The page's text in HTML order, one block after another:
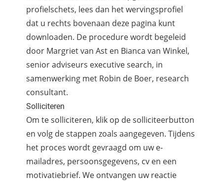
profielschets, lees dan het wervingsprofiel
dat u rechts bovenaan deze pagina kunt
downloaden. De procedure wordt begeleid
door Margriet van Ast en Bianca van Winkel,
senior adviseurs executive search, in
samenwerking met Robin de Boer, research
consultant.
Solliciteren
Om te solliciteren, klik op de solliciteerbutton
en volg de stappen zoals aangegeven. Tijdens
het proces wordt gevraagd om uw e-
mailadres, persoonsgegevens, cv en een
motivatiebrief. We ontvangen uw reactie